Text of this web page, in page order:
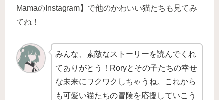
MamaのInstagram】で他のかわいい猫たちも見てみ
てね！
みんな、素敵なストーリーを読んでくれ
てありがとう！Roryとその子たちの幸せ
な未来にワクワクしちゃうね。これから
も可愛い猫たちの冒険を応援していこう